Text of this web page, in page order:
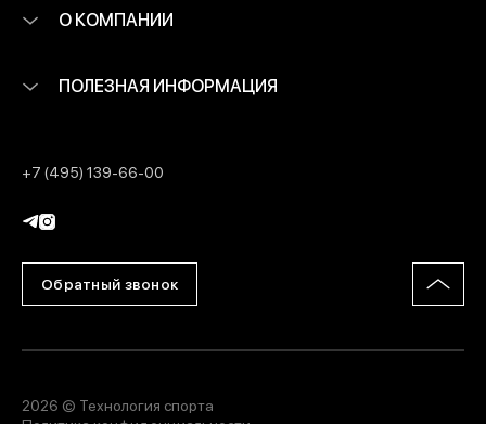
О КОМПАНИИ
ПОЛЕЗНАЯ ИНФОРМАЦИЯ
+7 (495) 139-66-00
Обратный звонок
2026 © Технология спорта